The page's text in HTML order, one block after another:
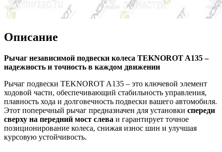
Описание
Рычаг независимой подвески колеса TEKNOROT A135 –
надежность и точность в каждом движении
Рычаг подвески TEKNOROT A135 – это ключевой элемент
ходовой части, обеспечивающий стабильность управления,
плавность хода и долговечность подвески вашего автомобиля.
Этот поперечный рычаг предназначен для установки спереди
сверху на передний мост слева и гарантирует точное
позиционирование колеса, снижая износ шин и улучшая
курсовую устойчивость.